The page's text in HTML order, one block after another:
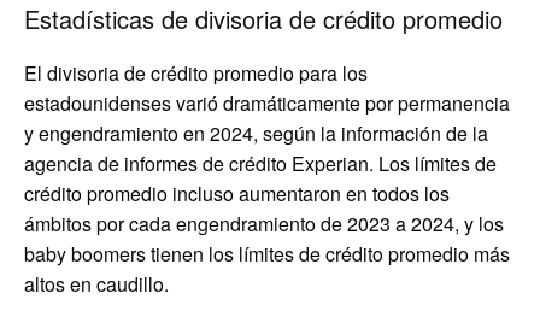
Estadísticas de divisoria de crédito promedio
El divisoria de crédito promedio para los
estadounidenses varió dramáticamente por permanencia
y engendramiento en 2024, según la información de la
agencia de informes de crédito Experian. Los límites de
crédito promedio incluso aumentaron en todos los
ámbitos por cada engendramiento de 2023 a 2024, y los
baby boomers tienen los límites de crédito promedio más
altos en caudillo.